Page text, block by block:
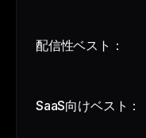
配信性ベスト：
SaaS向けベスト：